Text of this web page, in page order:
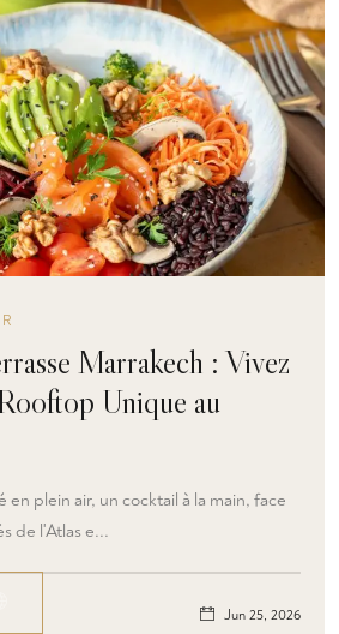
Marrakech : Vivez
Unique au
plein air, un cocktail à la main, face
de l'Atlas e...
Jun 25, 2026